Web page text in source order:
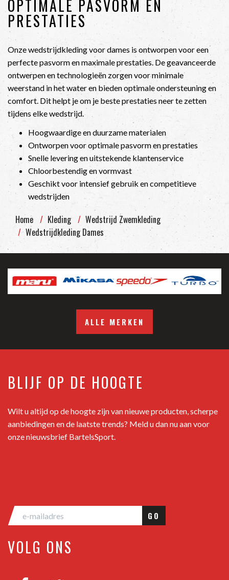
OPTIMALE PASVORM EN
PRESTATIES
Onze wedstrijdkleding voor dames is ontworpen voor een
perfecte pasvorm en maximale prestaties. De geavanceerde
ontwerpen en technologieën zorgen voor minimale
weerstand in het water en bieden optimale ondersteuning en
comfort. Dit helpt je om je beste prestaties neer te zetten
tijdens elke wedstrijd.
Hoogwaardige en duurzame materialen
Ontworpen voor optimale pasvorm en prestaties
Snelle levering en uitstekende klantenservice
Chloorbestendig en vormvast
Geschikt voor intensief gebruik en competitieve
wedstrijden
Home Kleding
Wedstrijd Zwemkleding
Wedstrijdkleding Dames
ALLE MERKEN
BLIJF OP DE HOOGTE
Wilt u altijd op de hoogte zijn van nieuwe producten, scherpe
aanbiedingen en de laatste trends? Meld u dan nu aan voor
onze nieuwsbrief BartelsSport.
GO
VOLG ONS